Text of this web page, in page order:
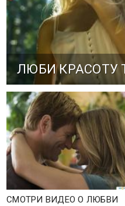
ЛЮБИ КРАСОТУ
СМОТРИ ВИДЕО О ЛЮБВИ